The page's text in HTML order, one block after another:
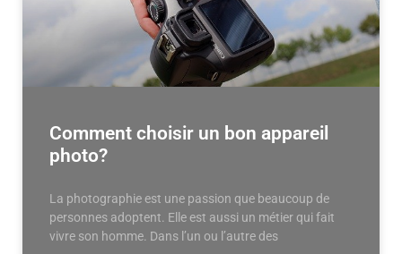
Comment choisir un bon appareil
photo?
La photographie est une passion que beaucoup de
personnes adoptent. Elle est aussi un métier qui fait
vivre son homme. Dans l’un ou l’autre des